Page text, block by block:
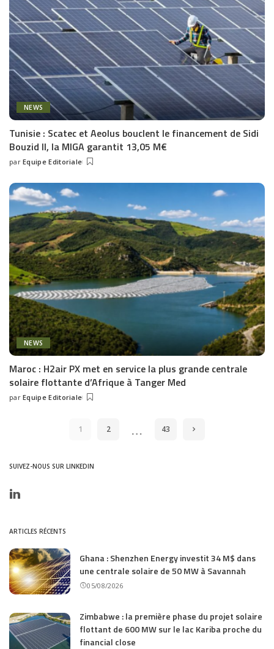
NEWS
Tunisie : Scatec et Aeolus bouclent le financement de Sidi
Bouzid II, la MIGA garantit 13,05 M€
Posted
par Equipe Editoriale
NEWS
Maroc : H2air PX met en service la plus grande centrale
solaire flottante d’Afrique à Tanger Med
Posted
par Equipe Editoriale
1 2 … 43
SUIVEZ-NOUS SUR LINKEDIN
ARTICLES RÉCENTS
Ghana : Shenzhen Energy investit 34 M$ dans
une centrale solaire de 50 MW à Savannah
05/08/2026
Zimbabwe : la première phase du projet solaire
flottant de 600 MW sur le lac Kariba proche du
financial close